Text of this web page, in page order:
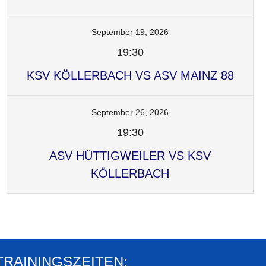
September 19, 2026
19:30
KSV KÖLLERBACH VS ASV MAINZ 88
September 26, 2026
19:30
ASV HÜTTIGWEILER VS KSV
KÖLLERBACH